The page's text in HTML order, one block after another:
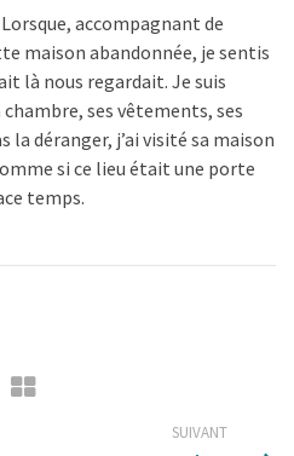
accompagnant de
maison abandonnée, je sentis
là nous regardait. Je suis
ses vêtements, ses
déranger, j’ai visité sa maison
si ce lieu était une porte
temps.
SUIVANT